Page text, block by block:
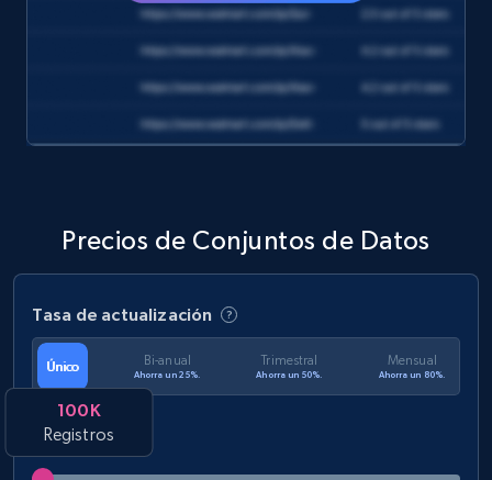
URL, ID, Name, Description, Revenue, Revenue
currency, Revenue text, Stock symbol, and more.
2.6K+ 265+ Buy Now
Glassdoor job listings information
URL, Company url overview, Company name,
Company rating, Job title, Job location, Job
overview, Company headquarters, and more.
Precios de Conjuntos de Datos
Tasa de actualización
Único Bi-anual
Ahorra un 25%.
Trimestral
Ahorra un 50%.
Mensual
Ahorra un 80%.
100K
Registros